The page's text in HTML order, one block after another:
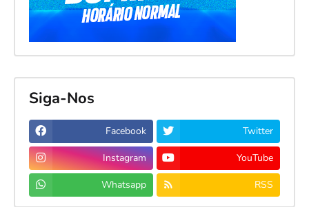
Siga-Nos
Facebook Twitter
Instagram YouTube
Whatsapp RSS